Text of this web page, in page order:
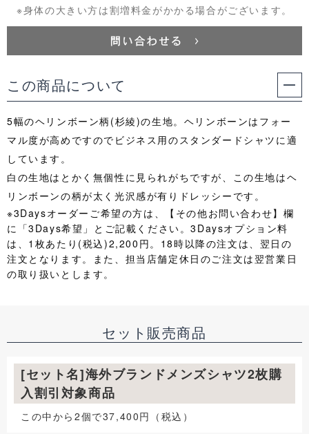
※身体の大きい方は割増料金がかかる場合がございます。
この商品について
5幅のヘリンボーン柄(杉綾)の生地。ヘリンボーンはフォー
マル度が高めですのでビジネス用のスタンダードシャツに適
しています。
白の生地はとかく無個性に見られがちですが、この生地はヘ
リンボーンの柄が太く光沢感が有りドレッシーです。
※3Daysオーダーご希望の方は、【その他お問い合わせ】欄
に「3Days希望」とご記載ください。3Daysオプション料
は、1枚あたり(税込)2,200円。18時以降の注文は、翌日の
注文となります。また、担当店舗定休日のご注文は翌営業日
の取り扱いとします。
セット販売商品
[セット名]海外ブランドメンズシャツ2枚購
入割引対象商品
この中から2個で37,400円（税込）